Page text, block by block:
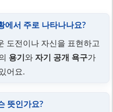
에서 주로 나타나나요?
도전이나 자신을 표현하고
용기와자기 공개 욕구가
어요.
뜻인가요?